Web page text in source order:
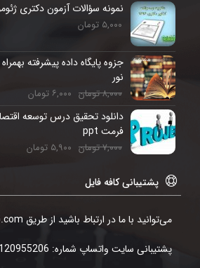
نمونه سؤالات آزمون دکتری
۵,۰۰۰ تومان
جزوه پایگاه داده پیشرفته
نور
۸,۰۰۰تومان ۶,۰۰۰ تومان
دانلود تحقیق درس توسعه
فرمت ppt
۷,۰۰۰تومان ۵,۹۰۰ تومان
پشتیبانی کافه فایل
می‌توانید با ما در ارتباط باشید از طریق kafefile.ir@yahoo.com
پشتیبانی سایت واتساپ شماره: 09120955206